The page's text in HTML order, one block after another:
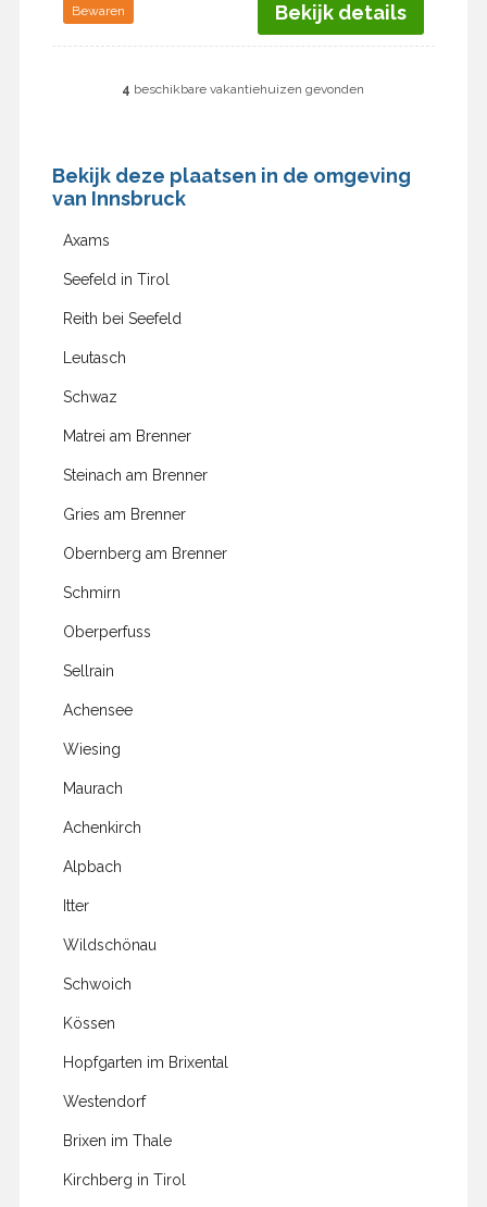
Bewaren Bekijk details
4 beschikbare vakantiehuizen gevonden
Bekijk deze plaatsen in de omgeving
van Innsbruck
Axams
Seefeld in Tirol
Reith bei Seefeld
Leutasch
Schwaz
Matrei am Brenner
Steinach am Brenner
Gries am Brenner
Obernberg am Brenner
Schmirn
Oberperfuss
Sellrain
Achensee
Wiesing
Maurach
Achenkirch
Alpbach
Itter
Wildschönau
Schwoich
Kössen
Hopfgarten im Brixental
Westendorf
Brixen im Thale
Kirchberg in Tirol